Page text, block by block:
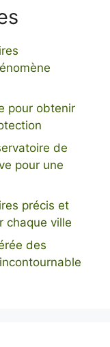
pour obtenir
de
pour une
précis et
chaque ville
des